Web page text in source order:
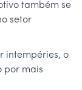
também se
setor
intempéries, o
por mais